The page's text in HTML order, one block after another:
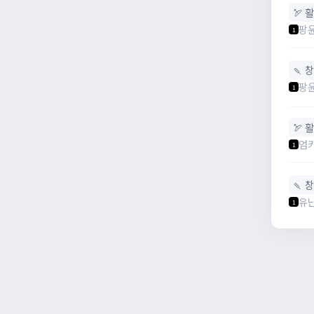
🏹 활
1 팡
🍡
1 팡
🏹 활
1 엄
🍡
1 유